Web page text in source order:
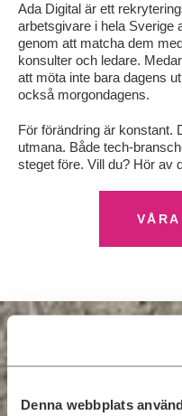
Denna webbplats
Ada Digital är ett
arbetsgivare i hela Sverige
genom att matcha dem
konsulter och ledare.
att möta inte bara dagens
också morgondagens.
För förändring är konstant.
utmana. Både tech-
steget före. Vill du? Hör av